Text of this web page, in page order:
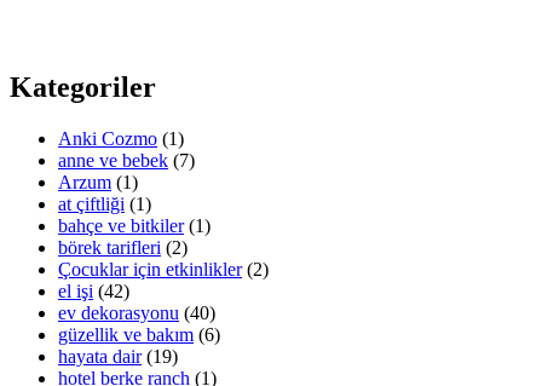
Kategoriler
Anki Cozmo (1)
anne ve bebek (7)
Arzum (1)
at çiftliği (1)
bahçe ve bitkiler(1)
börek tarifleri (2)
Çocuklar için etkinlikler(2)
el işi (42)
ev dekorasyonu (40)
güzellik ve bakım (6)
hayata dair(19)
hotel berke ranch (1)